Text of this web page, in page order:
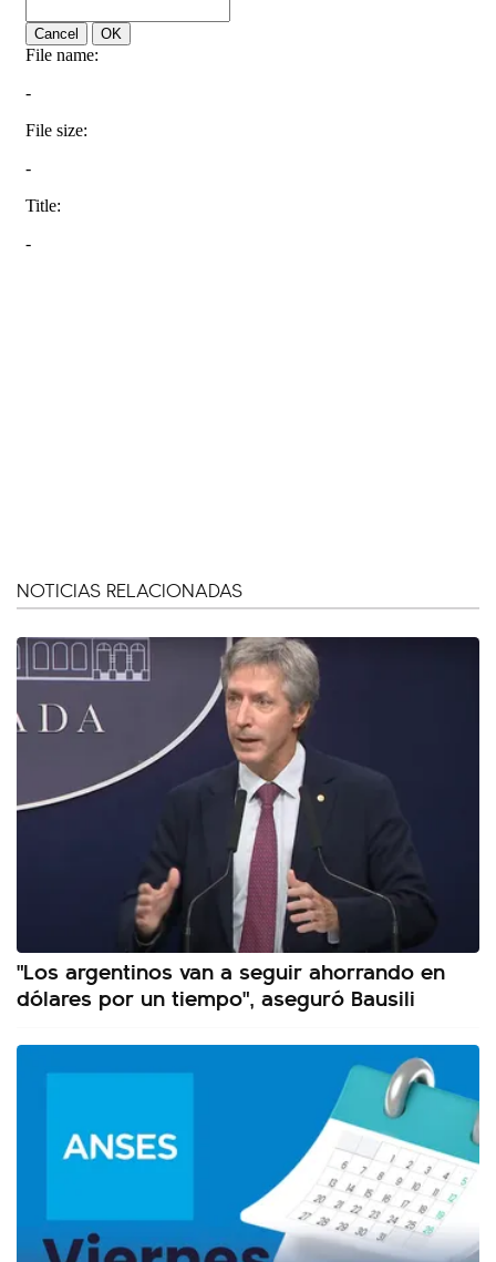
NOTICIAS RELACIONADAS
"Los argentinos van a seguir ahorrando en
dólares por un tiempo", aseguró Bausili